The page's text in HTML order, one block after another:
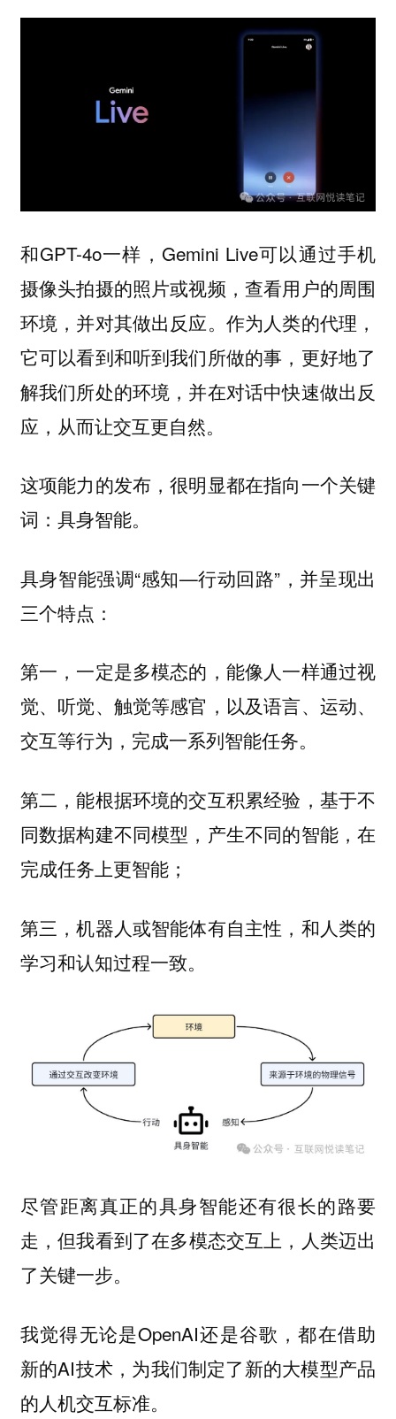
和GPT-4o一样，Gemini Live可以通过手机
摄像头拍摄的照片或视频，查看用户的周围
环境，并对其做出反应。作为人类的代理，
它可以看到和听到我们所做的事，更好地了
解我们所处的环境，并在对话中快速做出反
应，从而让交互更自然。
这项能力的发布，很明显都在指向一个关键
词： 具身智能。
具身智能强调“感知—行动回路”，并呈现出
三个特点：
第一，一定是多模态的，能像人一样通过视
觉、听觉、触觉等感官，以及语言、运动、
交互等行为，完成一系列智能任务。
第二，能根据环境的交互积累经验，基于不
同数据构建不同模型，产生不同的智能，在
完成任务上更智能；
第三，机器人或智能体有自主性，和人类的
学习和认知过程一致。
尽管距离真正的具身智能还有很长的路要
走，但我看到了在多模态交互上，人类迈出
了关键一步。
我觉得无论是OpenAI还是谷歌，都在借助
新的AI技术，为我们制定了新的大模型产品
的人机交互标准。